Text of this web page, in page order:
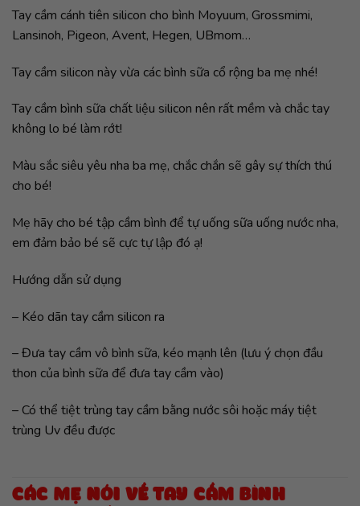
Tay cầm cánh tiên silicon cho bình Moyuum, Grossmimi,
Lansinoh, Pigeon, Avent, Hegen, UBmom…
Tay cầm silicon này vừa các bình sữa cổ rộng ba mẹ nhé!
Tay cầm bình sữa chất liệu silicon nên rất mềm và chắc tay
không lo bé làm rớt!
Màu sắc siêu yêu nha ba mẹ, chắc chắn sẽ gây sự thích thú
cho bé!
Mẹ hãy cho bé tập cầm bình để tự uống sữa uống nước nha,
em đảm bảo bé sẽ cực tự lập đó ạ!
Hướng dẫn sử dụng
– Kéo dãn tay cầm silicon ra
– Đưa tay cầm vô bình sữa, kéo mạnh lên (lưu ý chọn đầu
thon của bình sữa để đưa tay cầm vào)
– Có thể tiệt trùng tay cầm bằng nước sôi hoặc máy tiệt
trùng Uv đều được
CÁC MẸ NÓI VỀ TAY CẦM BÌNH